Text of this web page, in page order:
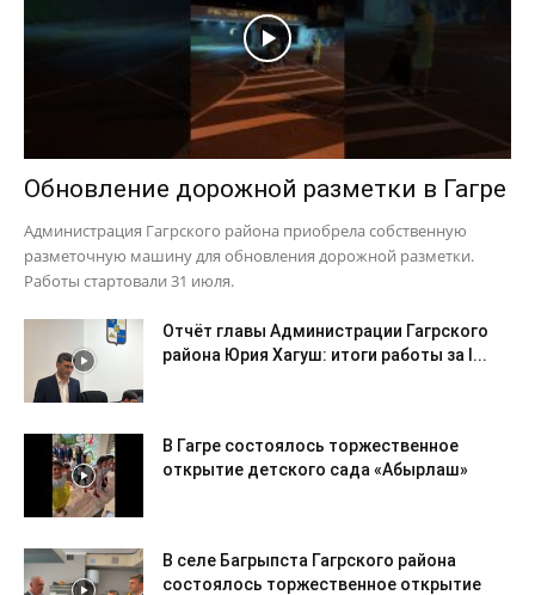
Обновление дорожной разметки в Гагре
Администрация Гагрского района приобрела собственную
разметочную машину для обновления дорожной разметки.
Работы стартовали 31 июля.
Отчёт главы Администрации Гагрского
района Юрия Хагуш: итоги работы за I...
В Гагре состоялось торжественное
открытие детского сада «Абырлаш»
В селе Багрыпста Гагрского района
состоялось торжественное открытие